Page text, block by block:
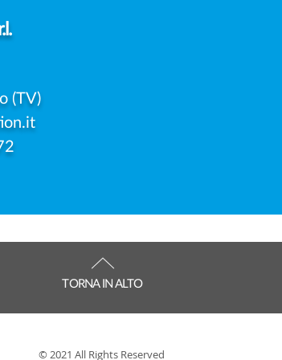
(TV)
TORNA IN ALTO
© 2021 All Rights Reserved